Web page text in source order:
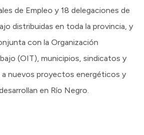
de Empleo y 18 delegaciones de
distribuidas en toda la provincia, y
con la Organización
(OIT), municipios, sindicatos y
nuevos proyectos energéticos y
en Río Negro.